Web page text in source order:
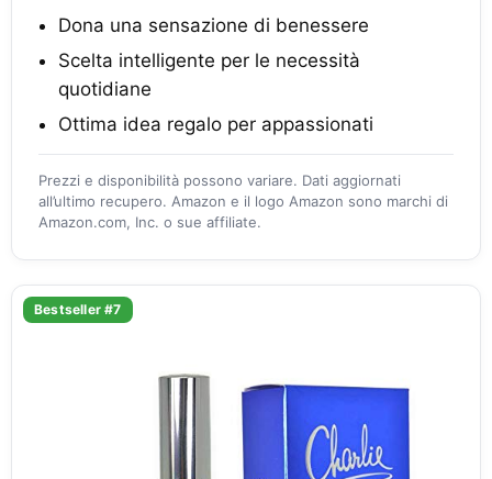
Dona una sensazione di benessere
Scelta intelligente per le necessità
quotidiane
Ottima idea regalo per appassionati
Prezzi e disponibilità possono variare. Dati aggiornati
all’ultimo recupero. Amazon e il logo Amazon sono marchi di
Amazon.com, Inc. o sue affiliate.
Bestseller #7